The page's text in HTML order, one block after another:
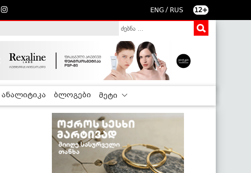
ENG / RUS 12+
ანალიტიკა ბლოგები მეტი